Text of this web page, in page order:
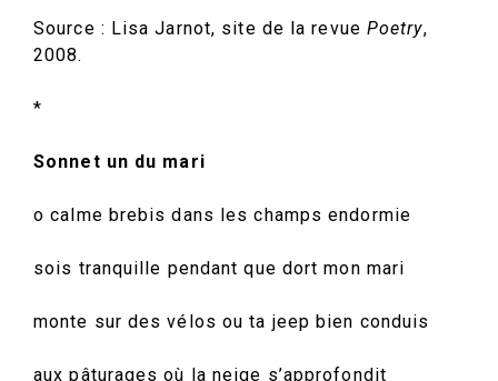
Source : Lisa Jarnot, site de la revue Poetry,
2008.
*
Sonnet un du mari
o calme brebis dans les champs endormie
sois tranquille pendant que dort mon mari
monte sur des vélos ou ta jeep bien conduis
aux pâturages où la neige s’approfondit